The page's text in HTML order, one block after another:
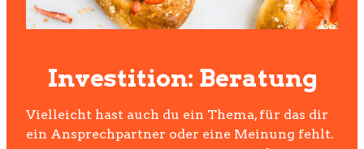
Investition: Beratung
Vielleicht hast auch du ein Thema, für das dir
ein Ansprechpartner oder eine Meinung fehlt.